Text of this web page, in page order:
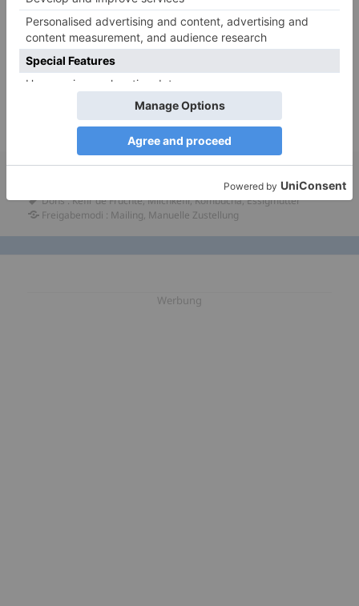
geliefert.
Kontaktieren Sie diese Person
Alenia
Dons:Kefir de Früchte,Milchkefir,Kombucha,Essigmütter
Freigabemodi : Mailing, Manuelle Zustellung
Werbung